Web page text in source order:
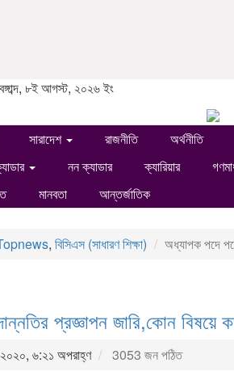
৮ই আগস্ট, ২০২৬ ইং
সারাদেশ রাজনীতি অর্থনীতি
নন ক্যাডার ক্যারিয়ার
মানবতা আন্তর্জাতিক
, বিসিএস (সাধারণ শিক্ষা) অধ্যাপক পদে
প্রজ্ঞাপন জারি,কোন বিষয়ে
৬:২১ অপরাহ্ণ 3053 জন পঠিত